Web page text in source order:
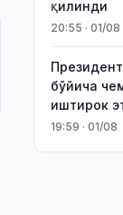
қилинди
20:55 · 01/08
бўйича
иштирок
19:59 · 01/08